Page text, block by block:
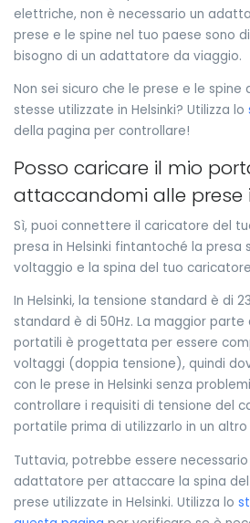
elettriche, non è necessario un
prese e le spine nel tuo paese sono
bisogno di un adattatore da viaggio.
Non sei sicuro che le prese e le spine
stesse utilizzate in Helsinki? Utilizza lo
della pagina per controllare!
Posso caricare il mio
attaccandomi alle prese
Sì, puoi connettere il caricatore del
presa in Helsinki fintantoché la presa
voltaggio e la spina del tuo
In Helsinki, la tensione standard è di
standard è di 50Hz. La maggior
portatili è progettata per essere
voltaggi (doppia tensione), quindi
con le prese in Helsinki senza
controllare i requisiti di tensione del
portatile prima di utilizzarlo in un altro
Tuttavia, potrebbe essere necessario
adattatore per attaccare la spina
prese utilizzate in Helsinki. Utilizza lo